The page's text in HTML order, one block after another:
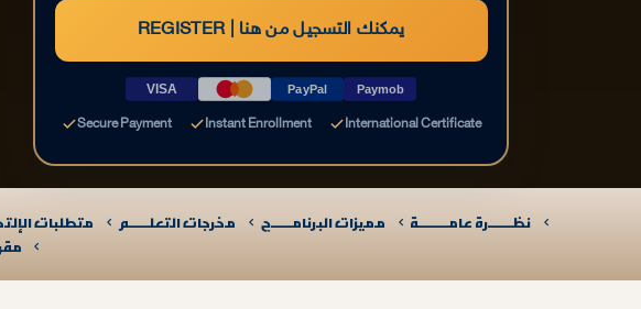
REGISTER | يمكنك التسجيل من هنا
VISA PayPal Paymob
Secure Payment Instant Enrollment International Certificate
نظـــــــرة عامـــــــــة مميزات البرنامــــــج مخرجات التعلــــــم متطلبات